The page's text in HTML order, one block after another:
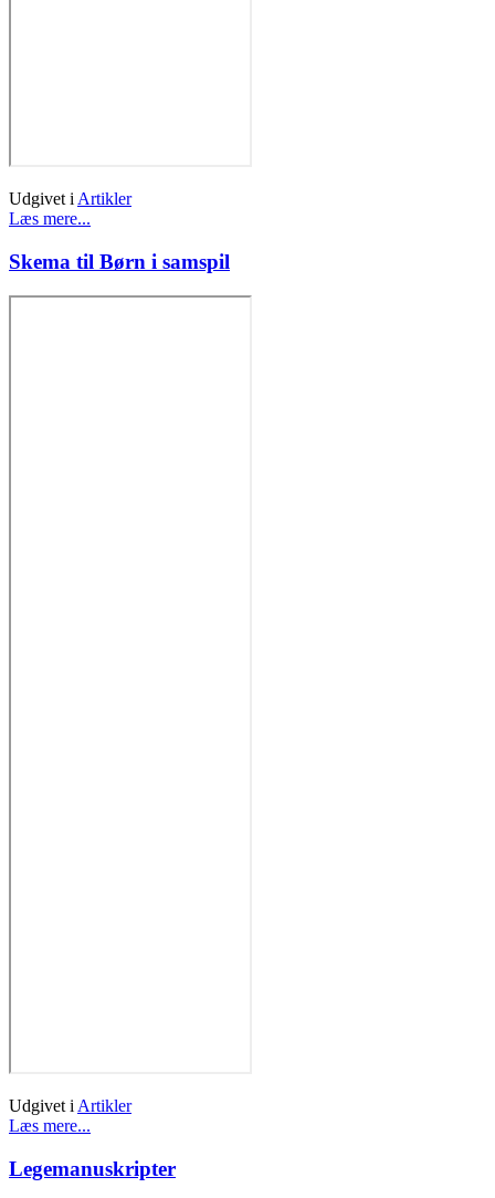
Udgivet iArtikler
Læs mere...
Skema til Børn i samspil
Udgivet i Artikler
Læs mere...
Legemanuskripter